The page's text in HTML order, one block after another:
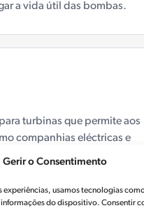
Gerir o Consentimento
experiências, usamos tecnologias
do dispositivo. Consentir
a vida útil das bombas.
turbinas que permite aos
companhias eléctricas e
eléctricas, seleccionar